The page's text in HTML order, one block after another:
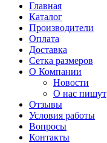
Главная
Каталог
Производители
Оплата
Доставка
Сетка размеров
О Компании
Новости
О нас пишут
Отзывы
Условия работы
Вопросы
Контакты